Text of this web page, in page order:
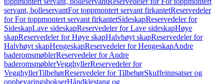
servant, bolleservantFor toppmontert servant firkantetReservedeler
for For toppmontert servant firkantetSideskapReservedeler for
SideskapLave sideskapReservedeler for Lave sideskapHøye
skapReservedeler for Høye skapHalvhøyt skapReservedeler for
Halvhøyt skapHengeskapReservedeler for HengeskapAndre
baderomsmøblerReservedeler for Andre
baderomsmøblerVegghyllerReservedeler for
VegghyllerTilbehørReservedeler for TilbehørSkuffeinnsatser og
oppbevaringsbokserHåndklestang og